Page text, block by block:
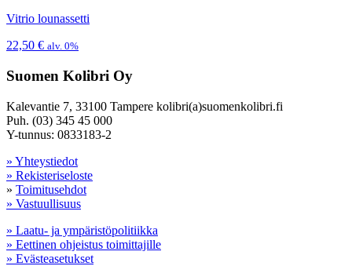
Vitrio lounassetti
22,50 € alv. 0%
Suomen Kolibri Oy
Kalevantie 7, 33100 Tampere kolibri(a)suomenkolibri.fi
Puh. (03) 345 45 000
Y-tunnus: 0833183-2
» Yhteystiedot
» Rekisteriseloste
» Toimitusehdot
» Vastuullisuus
» Laatu- ja ympäristöpolitiikka
» Eettinen ohjeistus toimittajille
» Evästeasetukset